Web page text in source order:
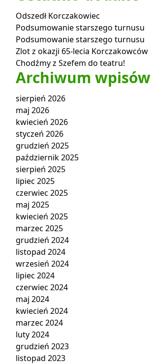
Odszedł Korczakowiec
Podsumowanie starszego turnusu
Podsumowanie starszego turnusu
Zlot z okazji 65-lecia Korczakowców
Chodźmy z Szefem do teatru!
Archiwum wpisów
sierpień 2026
maj 2026
kwiecień 2026
styczeń 2026
grudzień 2025
październik 2025
sierpień 2025
lipiec 2025
czerwiec 2025
maj 2025
kwiecień 2025
marzec 2025
grudzień 2024
listopad 2024
wrzesień 2024
lipiec 2024
czerwiec 2024
maj 2024
kwiecień 2024
marzec 2024
luty 2024
grudzień 2023
listopad 2023